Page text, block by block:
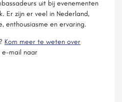
uit bij evenementen
Er zijn er veel in Nederland,
enthousiasme en ervaring.
Kom meer te weten over
e-mail naar